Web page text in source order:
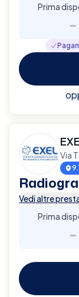
Prima
-
Via
Vedi altre
Prima
-